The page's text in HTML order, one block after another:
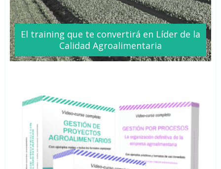
El training que te convertirá en Líder de la
Calidad Agroalimentaria